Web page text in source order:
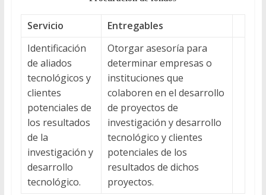
Servicio
Entregables
Identificación
de aliados
tecnológicos y
clientes
potenciales de
los resultados
de la
investigación y
desarrollo
tecnológico.
Otorgar asesoría para
determinar empresas o
instituciones que
colaboren en el desarrollo
de proyectos de
investigación y desarrollo
tecnológico y clientes
potenciales de los
resultados de dichos
proyectos.